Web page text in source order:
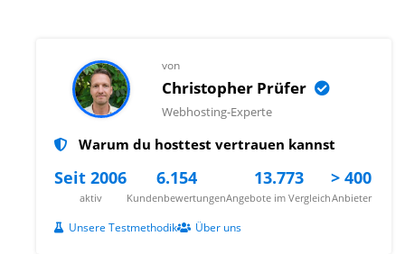
von
Christopher Prüfer
Webhosting-Experte
Warum du hosttest vertrauen kannst
Seit 2006
aktiv
6.154
Kundenbewertungen
13.773
Angebote im Vergleich
> 400
Anbieter
Unsere Testmethodik Über uns